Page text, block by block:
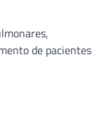
de pacientes